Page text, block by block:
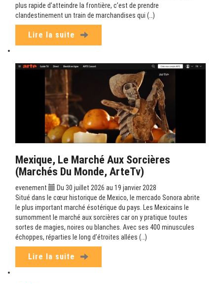
plus rapide d’atteindre la frontière, c’est de prendre
clandestinement un train de marchandises qui (…)
Lire la suite
Mexique, Le Marché Aux Sorcières
(Marchés Du Monde, ArteTv)
evenement
Du 30 juillet 2026 au 19 janvier 2028
Situé dans le cœur historique de Mexico, le mercado Sonora abrite
le plus important marché ésotérique du pays. Les Mexicains le
surnomment le marché aux sorcières car on y pratique toutes
sortes de magies, noires ou blanches. Avec ses 400 minuscules
échoppes, réparties le long d’étroites allées (…)
Lire la suite